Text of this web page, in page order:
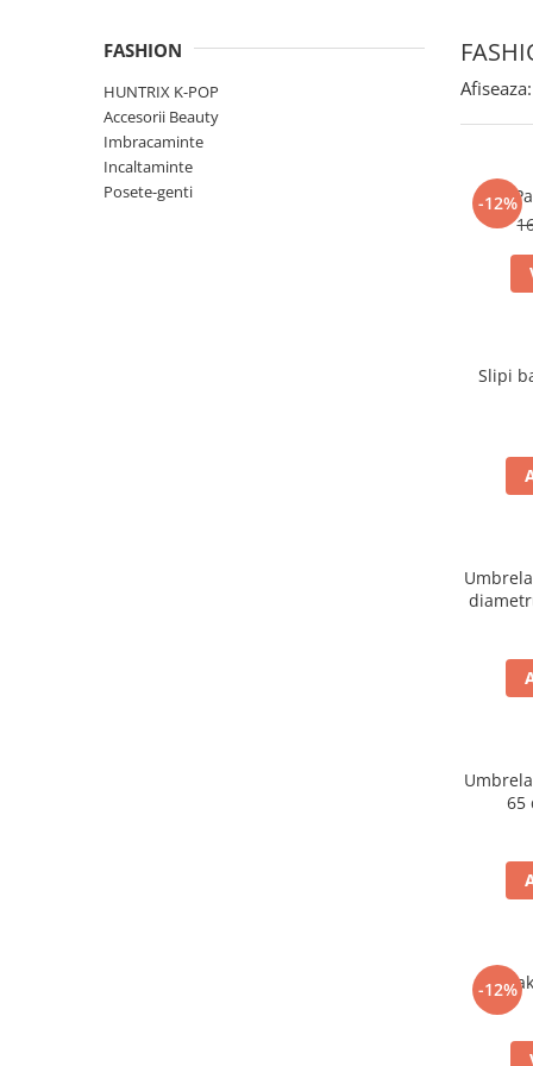
FASHION
HUNTRIX K-POP
Accesorii Beauty
Imbracaminte
Incaltaminte
Posete-genti
Afiseaza:
-12%
Slipi
65
-12%